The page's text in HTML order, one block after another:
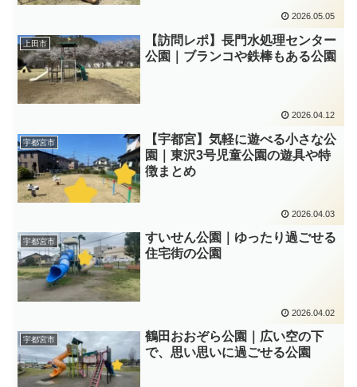
2026.05.05
上田市
【訪問レポ】長門水処理センター
公園｜ブランコや鉄棒もある公園
2026.04.12
宇都宮市
【宇都宮】気軽に遊べる小さな公
園｜東沢3号児童公園の遊具や特
徴まとめ
2026.04.03
宇都宮市
すいせん公園｜ゆったり過ごせる
住宅街の公園
2026.04.02
宇都宮市
鶴田おおぞら公園｜広い空の下
で、思い思いに過ごせる公園